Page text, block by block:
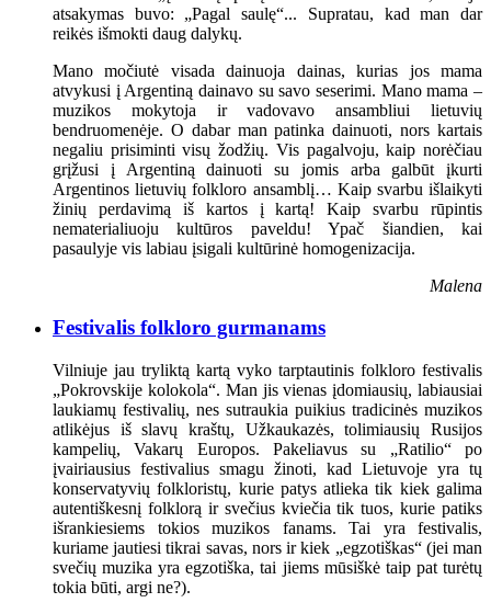
atsakymas buvo: „Pagal saulę“... Supratau, kad man dar
reikės išmokti daug dalykų.
Mano močiutė visada dainuoja dainas, kurias jos mama
atvykusi į Argentiną dainavo su savo seserimi. Mano mama –
muzikos mokytoja ir vadovavo ansambliui lietuvių
bendruomenėje. O dabar man patinka dainuoti, nors kartais
negaliu prisiminti visų žodžių. Vis pagalvoju, kaip norėčiau
grįžusi į Argentiną dainuoti su jomis arba galbūt įkurti
Argentinos lietuvių folkloro ansamblį… Kaip svarbu išlaikyti
žinių perdavimą iš kartos į kartą! Kaip svarbu rūpintis
nematerialiuoju kultūros paveldu! Ypač šiandien, kai
pasaulyje vis labiau įsigali kultūrinė homogenizacija.
Malena
Festivalis folkloro gurmanams
Vilniuje jau tryliktą kartą vyko tarptautinis folkloro festivalis
„Pokrovskije kolokola“. Man jis vienas įdomiausių, labiausiai
laukiamų festivalių, nes sutraukia puikius tradicinės muzikos
atlikėjus iš slavų kraštų, Užkaukazės, tolimiausių Rusijos
kampelių, Vakarų Europos. Pakeliavus su „Ratilio“ po
įvairiausius festivalius smagu žinoti, kad Lietuvoje yra tų
konservatyvių folkloristų, kurie patys atlieka tik kiek galima
autentiškesnį folklorą ir svečius kviečia tik tuos, kurie patiks
išrankiesiems tokios muzikos fanams. Tai yra festivalis,
kuriame jautiesi tikrai savas, nors ir kiek „egzotiškas“ (jei man
svečių muzika yra egzotiška, tai jiems mūsiškė taip pat turėtų
tokia būti, argi ne?).